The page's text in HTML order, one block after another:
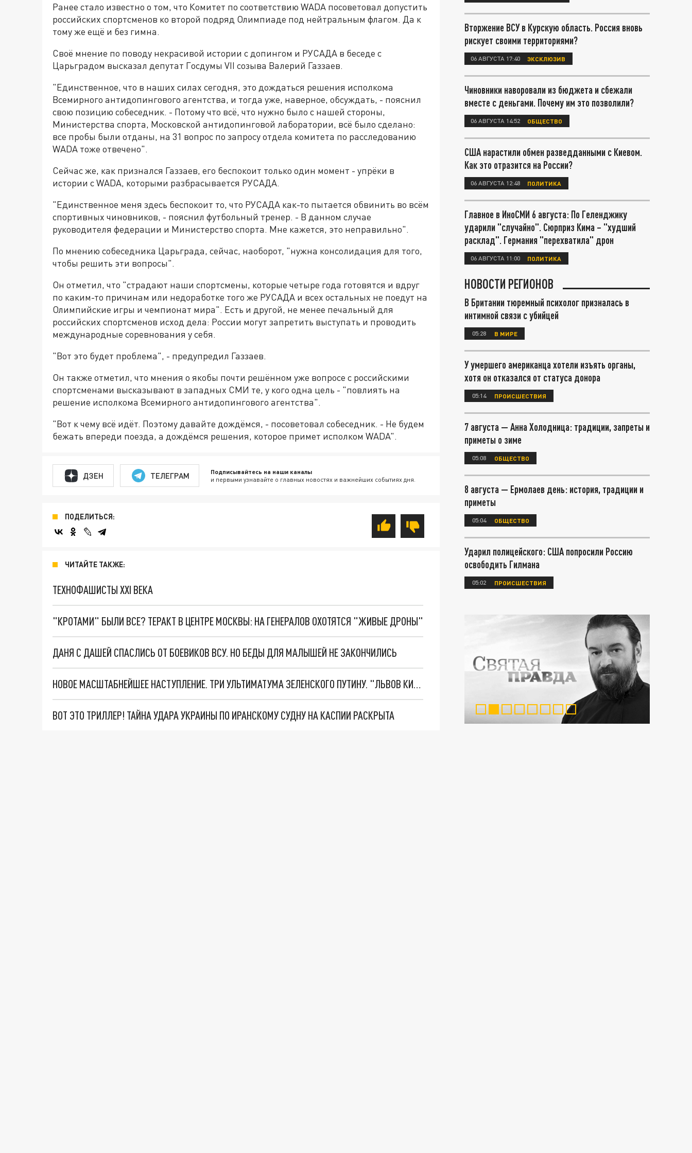
Ранее стало известно о том, что Комитет по соответствию WADA посоветовал допустить
российских спортсменов ко второй подряд Олимпиаде под нейтральным флагом. Да к
тому же ещё и без гимна.
Своё мнение по поводу некрасивой истории с допингом и РУСАДА в беседе с
Царьградом высказал депутат Госдумы VII созыва Валерий Газзаев.
"Единственное, что в наших силах сегодня, это дождаться решения исполкома
Всемирного антидопингового агентства, и тогда уже, наверное, обсуждать, - пояснил
свою позицию собеседник. - Потому что всё, что нужно было с нашей стороны,
Министерства спорта, Московской антидопинговой лаборатории, всё было сделано:
все пробы были отданы, на 31 вопрос по запросу отдела комитета по расследованию
WADA тоже отвечено".
Сейчас же, как признался Газзаев, его беспокоит только один момент - упрёки в
истории с WADA, которыми разбрасывается РУСАДА.
"Единственное меня здесь беспокоит то, что РУСАДА как-то пытается обвинить во всём
спортивных чиновников, - пояснил футбольный тренер. - В данном случае
руководителя федерации и Министерство спорта. Мне кажется, это неправильно".
По мнению собеседника Царьграда, сейчас, наоборот, "нужна консолидация для того,
чтобы решить эти вопросы".
Он отметил, что "страдают наши спортсмены, которые четыре года готовятся и вдруг
по каким-то причинам или недоработке того же РУСАДА и всех остальных не поедут на
Олимпийские игры и чемпионат мира". Есть и другой, не менее печальный для
российских спортсменов исход дела: России могут запретить выступать и проводить
международные соревнования у себя.
"Вот это будет проблема", - предупредил Газзаев.
Он также отметил, что мнения о якобы почти решённом уже вопросе с российскими
спортсменами высказывают в западных СМИ те, у кого одна цель - "повлиять на
решение исполкома Всемирного антидопингового агентства".
"Вот к чему всё идёт. Поэтому давайте дождёмся, - посоветовал собеседник. - Не будем
бежать впереди поезда, а дождёмся решения, которое примет исполком WADA".
ДЗЕН ТЕЛЕГРАМ Подписывайтесь на наши каналы
и первыми узнавайте о главных новостях и важнейших событиях дня.
ПОДЕЛИТЬСЯ:
ЧИТАЙТЕ ТАКЖЕ:
ТЕХНОФАШИСТЫ XXI ВЕКА
"КРОТАМИ" БЫЛИ ВСЕ? ТЕРАКТ В ЦЕНТРЕ МОСКВЫ: НА ГЕНЕРАЛОВ ОХОТЯТСЯ "ЖИВЫЕ ДРОНЫ"
ДАНЯ С ДАШЕЙ СПАСЛИСЬ ОТ БОЕВИКОВ ВСУ. НО БЕДЫ ДЛЯ МАЛЫШЕЙ НЕ ЗАКОНЧИЛИСЬ
НОВОЕ МАСШТАБНЕЙШЕЕ НАСТУПЛЕНИЕ. ТРИ УЛЬТИМАТУМА ЗЕЛЕНСКОГО ПУТИНУ. "ЛЬВОВ КИМА" ПОСТАВЯТ НА ПВО? ГЛОБАЛЬНЫЙ ПРОРЫВ ПОД ЗАПОРОЖЬЕМ
ВОТ ЭТО ТРИЛЛЕР! ТАЙНА УДАРА УКРАИНЫ ПО ИРАНСКОМУ СУДНУ НА КАСПИИ РАСКРЫТА
Вторжение ВСУ в Курскую область. Россия вновь
рискует своими территориями?
06 АВГУСТА 17:40 ЭКСКЛЮЗИВ
Чиновники наворовали из бюджета и сбежали
вместе с деньгами. Почему им это позволили?
06 АВГУСТА 14:52 ОБЩЕСТВО
США нарастили обмен разведданными с Киевом.
Как это отразится на России?
06 АВГУСТА 12:48 ПОЛИТИКА
Главное в ИноСМИ 6 августа: По Геленджику
ударили "случайно". Сюрприз Кима – "худший
расклад". Германия "перехватила" дрон
06 АВГУСТА 11:00 ПОЛИТИКА
НОВОСТИ РЕГИОНОВ
В Британии тюремный психолог призналась в
интимной связи с убийцей
05:28 В МИРЕ
У умершего американца хотели изъять органы,
хотя он отказался от статуса донора
05:14 ПРОИСШЕСТВИЯ
7 августа — Анна Холодница: традиции, запреты и
приметы о зиме
05:08 ОБЩЕСТВО
8 августа — Ермолаев день: история, традиции и
приметы
05:04 ОБЩЕСТВО
Ударил полицейского: США попросили Россию
освободить Гилмана
05:02 ПРОИСШЕСТВИЯ